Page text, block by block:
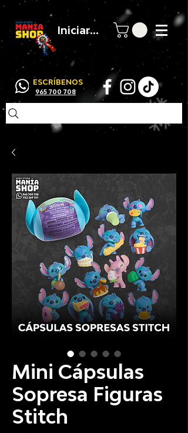
Iniciar sesión
ESCRÍBENOS
965 700 708
Mini Cápsulas
Sopresa Figuras
Stitch